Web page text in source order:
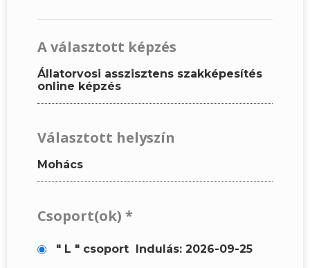
A választott képzés
Állatorvosi asszisztens szakképesítés
online képzés
Választott helyszín
Mohács
Csoport(ok) *
" L " csoport Indulás: 2026-09-25